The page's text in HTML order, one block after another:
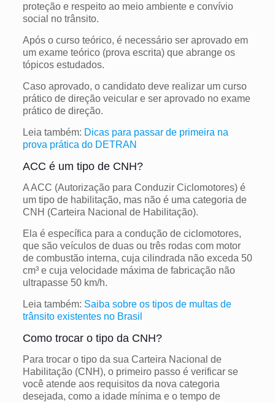
proteção e respeito ao meio ambiente e convívio
social no trânsito.
Após o curso teórico, é necessário ser aprovado em
um exame teórico (prova escrita) que abrange os
tópicos estudados.
Caso aprovado, o candidato deve realizar um curso
prático de direção veicular e ser aprovado no exame
prático de direção.
Leia também: Dicas para passar de primeira na
prova prática do DETRAN
ACC é um tipo de CNH?
A ACC (Autorização para Conduzir Ciclomotores) é
um tipo de habilitação, mas não é uma categoria de
CNH (Carteira Nacional de Habilitação).
Ela é específica para a condução de ciclomotores,
que são veículos de duas ou três rodas com motor
de combustão interna, cuja cilindrada não exceda 50
cm³ e cuja velocidade máxima de fabricação não
ultrapasse 50 km/h.
Leia também: Saiba sobre os tipos de multas de
trânsito existentes no Brasil
Como trocar o tipo da CNH?
Para trocar o tipo da sua Carteira Nacional de
Habilitação (CNH), o primeiro passo é verificar se
você atende aos requisitos da nova categoria
desejada, como a idade mínima e o tempo de